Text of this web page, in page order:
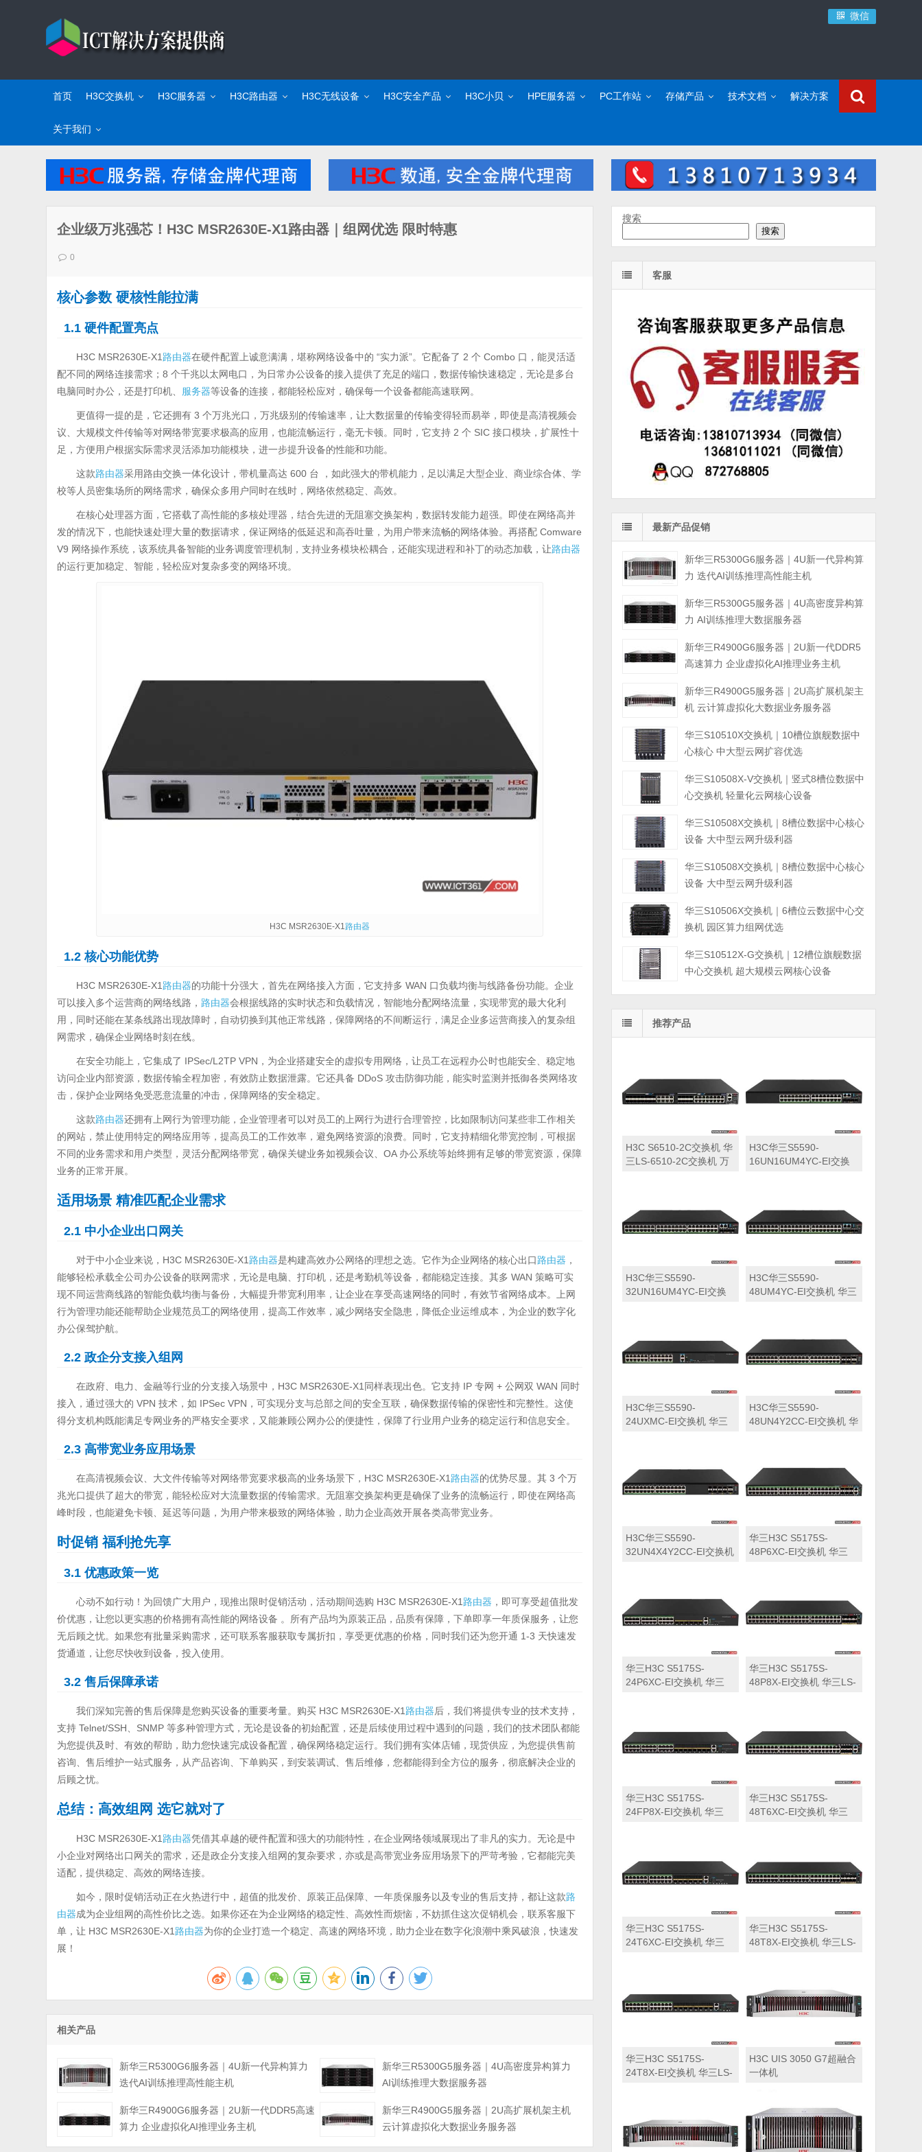
微信
首页 H3C交换机 H3C服务器 H3C路由器 H3C无线设备 H3C安全产品 H3C小贝 HPE服务器 PC工作站 存储产品 技术文档 解决方案
关于我们
企业级万兆强芯！H3C MSR2630E-X1路由器｜组网优选 限时特惠
0
核心参数 硬核性能拉满
1.1 硬件配置亮点
H3C MSR2630E-X1路由器在硬件配置上诚意满满，堪称网络设备中的 “实力派”。它配备了 2 个 Combo 口，能灵活适
配不同的网络连接需求；8 个千兆以太网电口，为日常办公设备的接入提供了充足的端口，数据传输快速稳定，无论是多台
电脑同时办公，还是打印机、 服务器等设备的连接，都能轻松应对，确保每一个设备都能高速联网。
更值得一提的是，它还拥有 3 个万兆光口，万兆级别的传输速率，让大数据量的传输变得轻而易举，即使是高清视频会
议、大规模文件传输等对网络带宽要求极高的应用，也能流畅运行，毫无卡顿。同时，它支持 2 个 SIC 接口模块，扩展性十
足，方便用户根据实际需求灵活添加功能模块，进一步提升设备的性能和功能。
这款路由器采用路由交换一体化设计，带机量高达 600 台 ，如此强大的带机能力，足以满足大型企业、商业综合体、学
校等人员密集场所的网络需求，确保众多用户同时在线时，网络依然稳定、高效。
在核心处理器方面，它搭载了高性能的多核处理器，结合先进的无阻塞交换架构，数据转发能力超强。即使在网络高并
发的情况下，也能快速处理大量的数据请求，保证网络的低延迟和高吞吐量，为用户带来流畅的网络体验。再搭配 Comware
V9 网络操作系统，该系统具备智能的业务调度管理机制，支持业务模块松耦合，还能实现进程和补丁的动态加载，让路由器
的运行更加稳定、智能，轻松应对复杂多变的网络环境。
H3C MSR2630E-X1路由器
1.2 核心功能优势
H3C MSR2630E-X1路由器的功能十分强大，首先在网络接入方面，它支持多 WAN 口负载均衡与线路备份功能。企业
可以接入多个运营商的网络线路， 路由器会根据线路的实时状态和负载情况，智能地分配网络流量，实现带宽的最大化利
用，同时还能在某条线路出现故障时，自动切换到其他正常线路，保障网络的不间断运行，满足企业多运营商接入的复杂组
网需求，确保企业网络时刻在线。
在安全功能上，它集成了 IPSec/L2TP VPN，为企业搭建安全的虚拟专用网络，让员工在远程办公时也能安全、稳定地
访问企业内部资源，数据传输全程加密，有效防止数据泄露。它还具备 DDoS 攻击防御功能，能实时监测并抵御各类网络攻
击，保护企业网络免受恶意流量的冲击，保障网络的安全稳定。
这款路由器还拥有上网行为管理功能，企业管理者可以对员工的上网行为进行合理管控，比如限制访问某些非工作相关
的网站，禁止使用特定的网络应用等，提高员工的工作效率，避免网络资源的浪费。同时，它支持精细化带宽控制，可根据
不同的业务需求和用户类型，灵活分配网络带宽，确保关键业务如视频会议、OA 办公系统等始终拥有足够的带宽资源，保障
业务的正常开展。
适用场景 精准匹配企业需求
2.1 中小企业出口网关
对于中小企业来说，H3C MSR2630E-X1路由器是构建高效办公网络的理想之选。它作为企业网络的核心出口路由器 ，
能够轻松承载全公司办公设备的联网需求，无论是电脑、打印机，还是考勤机等设备，都能稳定连接。其多 WAN 策略可实
现不同运营商线路的智能负载均衡与备份，大幅提升带宽利用率，让企业在享受高速网络的同时，有效节省网络成本。上网
行为管理功能还能帮助企业规范员工的网络使用，提高工作效率，减少网络安全隐患，降低企业运维成本，为企业的数字化
办公保驾护航。
2.2 政企分支接入组网
在政府、电力、金融等行业的分支接入场景中，H3C MSR2630E-X1同样表现出色。它支持 IP 专网 + 公网双 WAN 同时
接入，通过强大的 VPN 技术，如 IPSec VPN，可实现分支与总部之间的安全互联，确保数据传输的保密性和完整性。这使
得分支机构既能满足专网业务的严格安全要求，又能兼顾公网办公的便捷性，保障了行业用户业务的稳定运行和信息安全。
2.3 高带宽业务应用场景
在高清视频会议、大文件传输等对网络带宽要求极高的业务场景下，H3C MSR2630E-X1路由器的优势尽显。其 3 个万
兆光口提供了超大的带宽，能轻松应对大流量数据的传输需求。无阻塞交换架构更是确保了业务的流畅运行，即使在网络高
峰时段，也能避免卡顿、延迟等问题，为用户带来极致的网络体验，助力企业高效开展各类高带宽业务。
时促销 福利抢先享
3.1 优惠政策一览
心动不如行动！为回馈广大用户，现推出限时促销活动，活动期间选购 H3C MSR2630E-X1路由器 ，即可享受超值批发
价优惠，让您以更实惠的价格拥有高性能的网络设备 。所有产品均为原装正品，品质有保障，下单即享一年质保服务，让您
无后顾之忧。如果您有批量采购需求，还可联系客服获取专属折扣，享受更优惠的价格，同时我们还为您开通 1-3 天快速发
货通道，让您尽快收到设备，投入使用。
3.2 售后保障承诺
我们深知完善的售后保障是您购买设备的重要考量。购买 H3C MSR2630E-X1路由器后，我们将提供专业的技术支持，
支持 Telnet/SSH、SNMP 等多种管理方式，无论是设备的初始配置，还是后续使用过程中遇到的问题，我们的技术团队都能
为您提供及时、有效的帮助，助力您快速完成设备配置，确保网络稳定运行。我们拥有实体店铺，现货供应，为您提供售前
咨询、售后维护一站式服务，从产品咨询、下单购买，到安装调试、售后维修，您都能得到全方位的服务，彻底解决企业的
后顾之忧。
总结：高效组网 选它就对了
H3C MSR2630E-X1路由器凭借其卓越的硬件配置和强大的功能特性，在企业网络领域展现出了非凡的实力。无论是中
小企业对网络出口网关的需求，还是政企分支接入组网的复杂要求，亦或是高带宽业务应用场景下的严苛考验，它都能完美
适配，提供稳定、高效的网络连接。
如今，限时促销活动正在火热进行中，超值的批发价、原装正品保障、一年质保服务以及专业的售后支持，都让这款路
由器成为企业组网的高性价比之选。如果你还在为企业网络的稳定性、高效性而烦恼，不妨抓住这次促销机会，联系客服下
单，让 H3C MSR2630E-X1路由器为你的企业打造一个稳定、高速的网络环境，助力企业在数字化浪潮中乘风破浪，快速发
展！
相关产品
新华三R5300G6服务器｜4U新一代异构算力
迭代AI训练推理高性能主机
新华三R5300G5服务器｜4U高密度异构算力
AI训练推理大数据服务器
新华三R4900G6服务器｜2U新一代DDR5高速
算力 企业虚拟化AI推理业务主机
新华三R4900G5服务器｜2U高扩展机架主机
云计算虚拟化大数据业务服务器
搜索
搜索
客服
最新产品促销
新华三R5300G6服务器｜4U新一代异构算
力 迭代AI训练推理高性能主机
新华三R5300G5服务器｜4U高密度异构算
力 AI训练推理大数据服务器
新华三R4900G6服务器｜2U新一代DDR5
高速算力 企业虚拟化AI推理业务主机
新华三R4900G5服务器｜2U高扩展机架主
机 云计算虚拟化大数据业务服务器
华三S10510X交换机｜10槽位旗舰数据中
心核心 中大型云网扩容优选
华三S10508X-V交换机｜竖式8槽位数据中
心交换机 轻量化云网核心设备
华三S10508X交换机｜8槽位数据中心核心
设备 大中型云网升级利器
华三S10508X交换机｜8槽位数据中心核心
设备 大中型云网升级利器
华三S10506X交换机｜6槽位云数据中心交
换机 园区算力组网优选
华三S10512X-G交换机｜12槽位旗舰数据
中心交换机 超大规模云网核心设备
推荐产品
H3C S6510-2C交换机 华
三LS-6510-2C交换机 万
H3C华三S5590-
16UN16UM4YC-EI交换
H3C华三S5590-
32UN16UM4YC-EI交换
H3C华三S5590-
48UM4YC-EI交换机 华三
H3C华三S5590-
24UXMC-EI交换机 华三
H3C华三S5590-
48UN4Y2CC-EI交换机 华
H3C华三S5590-
32UN4X4Y2CC-EI交换机
华三H3C S5175S-
48P6XC-EI交换机 华三
华三H3C S5175S-
24P6XC-EI交换机 华三
华三H3C S5175S-
48P8X-EI交换机 华三LS-
华三H3C S5175S-
24FP8X-EI交换机 华三
华三H3C S5175S-
48T6XC-EI交换机 华三
华三H3C S5175S-
24T6XC-EI交换机 华三
华三H3C S5175S-
48T8X-EI交换机 华三LS-
华三H3C S5175S-
24T8X-EI交换机 华三LS-
H3C UIS 3050 G7超融合
一体机